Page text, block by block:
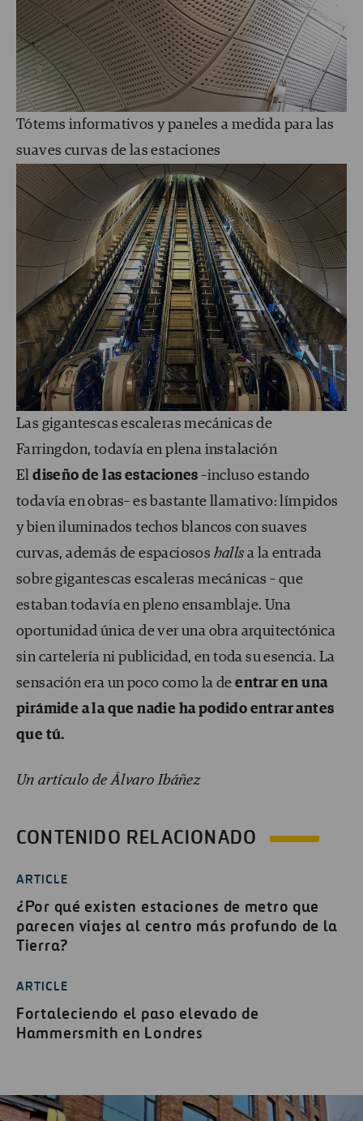
Tótems informativos y paneles a medida para las
suaves curvas de las estaciones
Las gigantescas escaleras mecánicas de
Farringdon, todavía en plena instalación
Eldiseño de las estaciones –incluso estando
todavía en obras– es bastante llamativo: límpidos
y bien iluminados techos blancos con suaves
curvas, además de espaciosos halls a la entrada
sobre gigantescas escaleras mecánicas – que
estaban todavía en pleno ensamblaje. Una
oportunidad única de ver una obra arquitectónica
sin cartelería ni publicidad, en toda su esencia. La
sensación era un poco como la deentrar en una
pirámide a la que nadie ha podido entrar antes
que tú.
Un artículo de Álvaro Ibáñez
CONTENIDO RELACIONADO
ARTICLE
¿Por qué existen estaciones de metro que
parecen viajes al centro más profundo de la
Tierra?
ARTICLE
Fortaleciendo el paso elevado de
Hammersmith en Londres